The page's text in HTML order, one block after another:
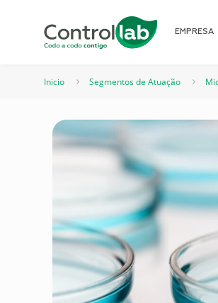
EMPRESA
Inicio Segmentos de Atuação